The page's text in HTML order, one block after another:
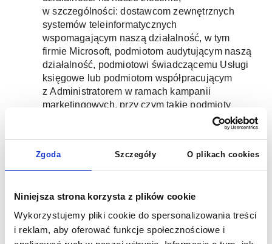
Zgoda Szczegóły O plikach cookies
Niniejsza strona korzysta z plików cookie
Wykorzystujemy pliki cookie do spersonalizowania treści
i reklam, aby oferować funkcje społecznościowe i
w szczególności: dostawcom zewnętrznych
systemów teleinformatycznych
wspomagającym naszą działalność, w tym
firmie Microsoft, podmiotom audytującym naszą
działalność, podmiotowi świadczącemu Usługi
księgowe lub podmiotom współpracującym
z Administratorem w ramach kampanii
marketingowych, przy czym takie podmioty
będą przetwarzać dane na podstawie umowy
bankom w przypadku konieczności
prowadzenia rozliczeń,
i dobrowolność ich podania
Każdej osobie, której dane są przetwarzane przez
Administratora, przysługuje prawo do: